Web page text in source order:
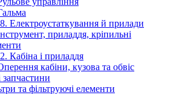
Електроустаткування й прилади
приладдя, кріпильні
Кабіна і приладдя
кабіни, кузова та обвіс
запчастини
та фільтруючі елементи